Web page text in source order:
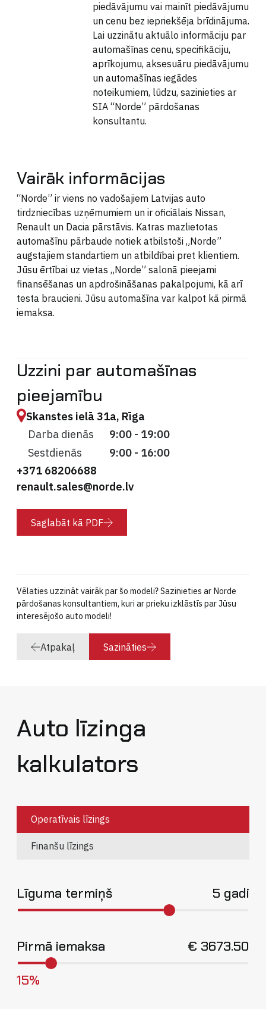
piedāvājumu vai mainīt piedāvājumu
un cenu bez iepriekšēja brīdinājuma.
Lai uzzinātu aktuālo informāciju par
automašīnas cenu, specifikāciju,
aprīkojumu, aksesuāru piedāvājumu
un automašīnas iegādes
noteikumiem, lūdzu, sazinieties ar
SIA “Norde” pārdošanas
konsultantu.
Vairāk informācijas
“Norde” ir viens no vadošajiem Latvijas auto
tirdzniecības uzņēmumiem un ir oficiālais Nissan,
Renault un Dacia pārstāvis. Katras mazlietotas
automašīnu pārbaude notiek atbilstoši „Norde”
augstajiem standartiem un atbildībai pret klientiem.
Jūsu ērtībai uz vietas „Norde” salonā pieejami
finansēšanas un apdrošināšanas pakalpojumi, kā arī
testa braucieni. Jūsu automašīna var kalpot kā pirmā
iemaksa.
Uzzini par automašīnas
pieejamību
Skanstes ielā 31a, Rīga
Darba dienās
9:00 - 19:00
Sestdienās
9:00 - 16:00
+371 68206688
renault.sales@norde.lv
Saglabāt kā PDF
Vēlaties uzzināt vairāk par šo modeli? Sazinieties ar Norde
pārdošanas konsultantiem, kuri ar prieku izklāstīs par Jūsu
interesējošo auto modeli!
Atpakaļ Sazināties
Auto līzinga
kalkulators
Operatīvais līzings
Finanšu līzings
Līguma termiņš 5 gadi
Pirmā iemaksa € 3673.50
15%